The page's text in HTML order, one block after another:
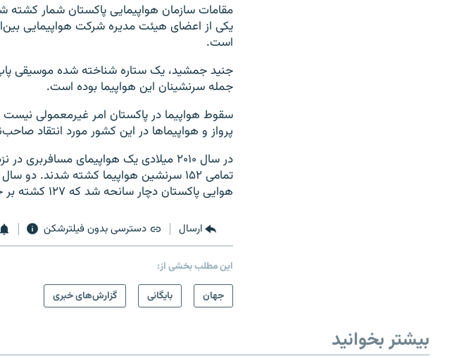
است.
جنید جمشید، یک ستاره شناخته شده موسیقی
جمله سرنشینان این هواپیما بوده است.
سقوط هواپیما در پاکستان امر غیرمعمولی
پرواز و هواپیماها در این کشور مورد انتقاد
در سال ۲۰۱۰ میلادی یک هواپیمای
تمامی ۱۵۲ سرنشین هواپیما کشته
هوایی پاکستان دچار سانحه شد که ۱۲۷ کشته بر جای گذاشت.
ارسال دسترسی بدون فیلترشکن
این مطلب بخشی از:
جهان
بایگانی گزارش‌های خبری
بیشتر بخوانید